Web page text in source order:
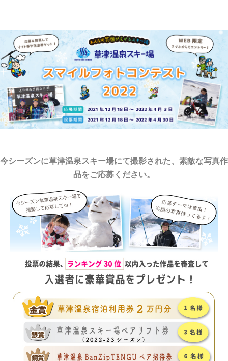
今シーズンに草津温泉スキー場にて撮影された、素敵な写真作
品をご応募ください。